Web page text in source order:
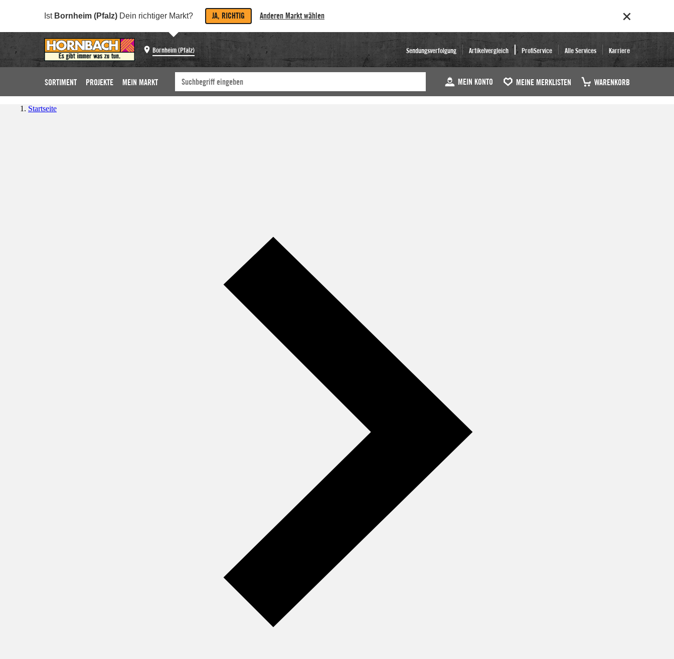
Ist Bornheim (Pfalz) Dein richtiger Markt? JA, RICHTIG Anderen Markt wählen
Bornheim (Pfalz) Sendungsverfolgung Artikelvergleich ProfiService Alle Services Karriere
SORTIMENT PROJEKTE MEIN MARKT MEIN KONTO MEINE MERKLISTEN WARENKORB
Startseite